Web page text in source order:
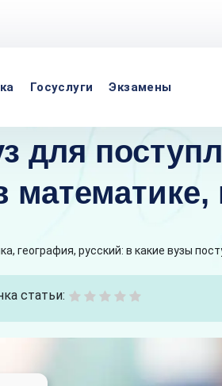
Госуслуги Экзамены
для
география, русский: в какие вузы
статьи: